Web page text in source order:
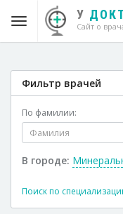
У
Сайт о
Фильтр врачей
По фамилии:
В городе:
Поиск по